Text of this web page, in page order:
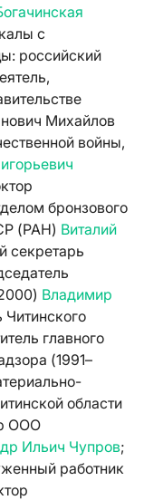
с
российский
Михайлов
войны,
бронзового
(РАН) Виталий
секретарь
Владимир
Читинского
главного
(1991–
области
ООО
Ильич Чупров;
работник